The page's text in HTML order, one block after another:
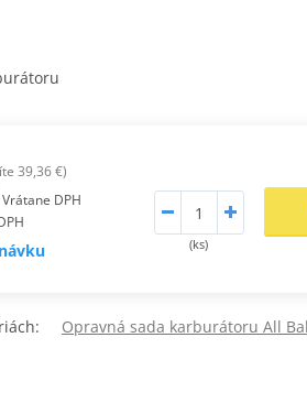
39,36 €)
Vrátane DPH
(ks)
Opravná sada karburátoru All